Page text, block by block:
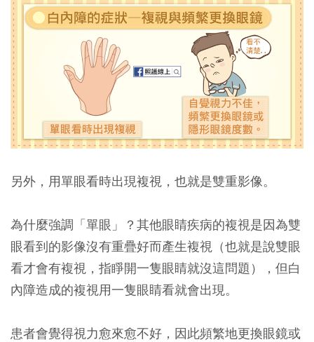
另外，用單眼看時出現複視，也就是雙重影像。
為什麼強調「單眼」？其他眼睛疾病的複視是因為雙
眼看到的影像沒有重疊好而產生複視（也就是說雙眼
看才會有複視，指睜開一隻眼睛就沒這問題），但白
內障造成的複視用一隻眼睛看就會出現。
患者會覺得視力愈來愈不好，因此頻繁地更換眼鏡或